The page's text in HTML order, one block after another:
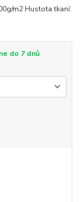
m2 Hustota tkaní:
do 7 dnů